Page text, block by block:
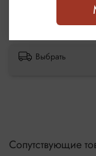
Выбрать
Сопутствующие